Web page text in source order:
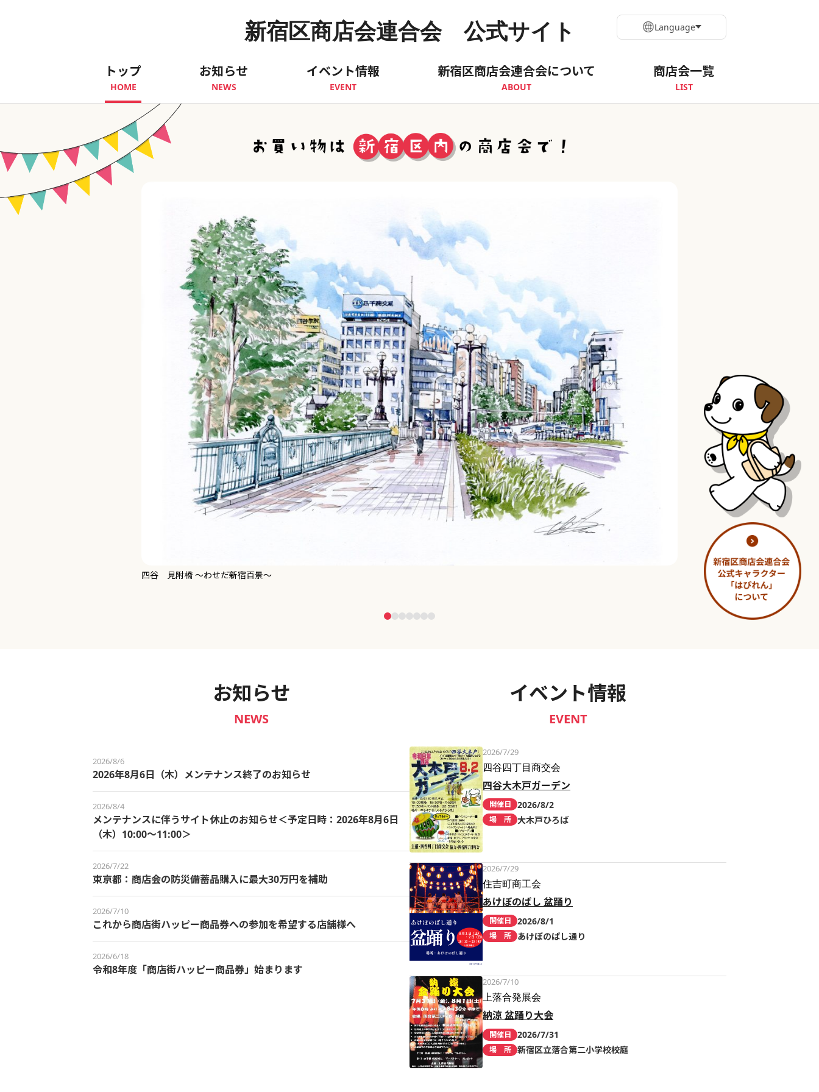
新宿区商店会連合会 公式サイト
トップ
HOME
お知らせ
NEWS
イベント情報
EVENT
新宿区商店会連合会について
ABOUT
商店会一覧
LIST
Language
淀橋市場 ～わせだ新宿百景～
お知らせ
NEWS
2026/8/6
2026年8月6日（木）メンテナンス終了のお知らせ
2026/8/4
メンテナンスに伴うサイト休止のお知らせ＜予定日時：2026年8月6日
（木）10:00～11:00＞
2026/7/22
東京都：商店会の防災備蓄品購入に最大30万円を補助
2026/7/10
これから商店街ハッピー商品券への参加を希望する店舗様へ
2026/6/18
令和8年度「商店街ハッピー商品券」始まります
イベント情報
EVENT
2026/7/29
四谷四丁目商交会
四谷大木戸ガーデン
開催日 2026/8/2
場 所 大木戸ひろば
2026/7/29
住吉町商工会
あけぼのばし 盆踊り
開催日 2026/8/1
場 所 あけぼのばし通り
2026/7/10
上落合発展会
納涼 盆踊り大会
開催日 2026/7/31
場 所 新宿区立落合第二小学校校庭